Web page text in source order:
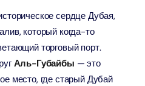
сердце Дубая,
который когда-то
торговый порт.
Аль-Губайбы — это
место, где старый Дубай